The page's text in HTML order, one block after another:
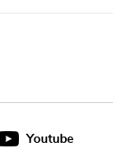
Youtube